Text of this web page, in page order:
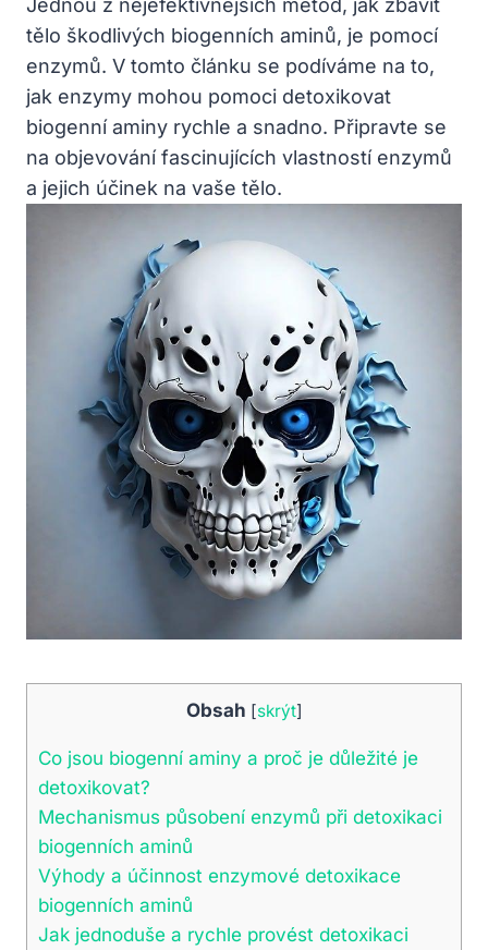
tělo škodlivých biogenních aminů, je pomocí
enzymů. V tomto článku se podíváme na to,
jak enzymy mohou pomoci detoxikovat
biogenní aminy rychle a snadno. Připravte se
na objevování fascinujících vlastností enzymů
a jejich účinek na vaše tělo.
Obsah [skrýt]
Co jsou biogenní aminy a proč je důležité je
detoxikovat?
Mechanismus působení enzymů při detoxikaci
biogenních aminů
Výhody a účinnost enzymové detoxikace
biogenních aminů
Jak jednoduše a rychle provést detoxikaci